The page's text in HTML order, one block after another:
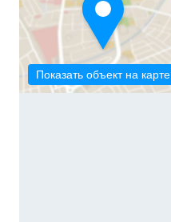
Показать объект на карте